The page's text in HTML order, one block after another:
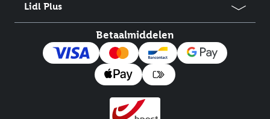
Lidl Plus
Betaalmiddelen